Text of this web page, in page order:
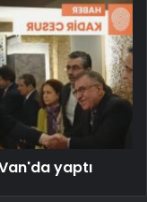
yaptı